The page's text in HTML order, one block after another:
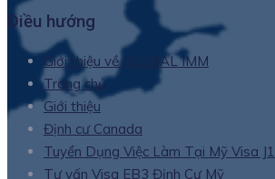
Điều hướng
Giới thiệu về GLOBAL IMM
Trang chủ
Giới thiệu
Định cư Canada
Tuyển Dụng Việc Làm Tại Mỹ Visa J1
Tư vấn Visa EB3 Định Cư Mỹ